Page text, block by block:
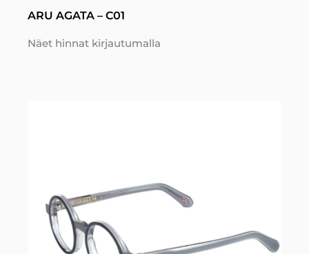
ARU AGATA – C01
Näet hinnat kirjautumalla